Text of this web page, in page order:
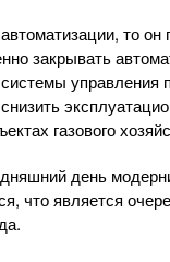
то
закрывать
управления
газового
день
что является